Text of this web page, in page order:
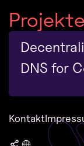
Projekte
DNS for
Kontakt